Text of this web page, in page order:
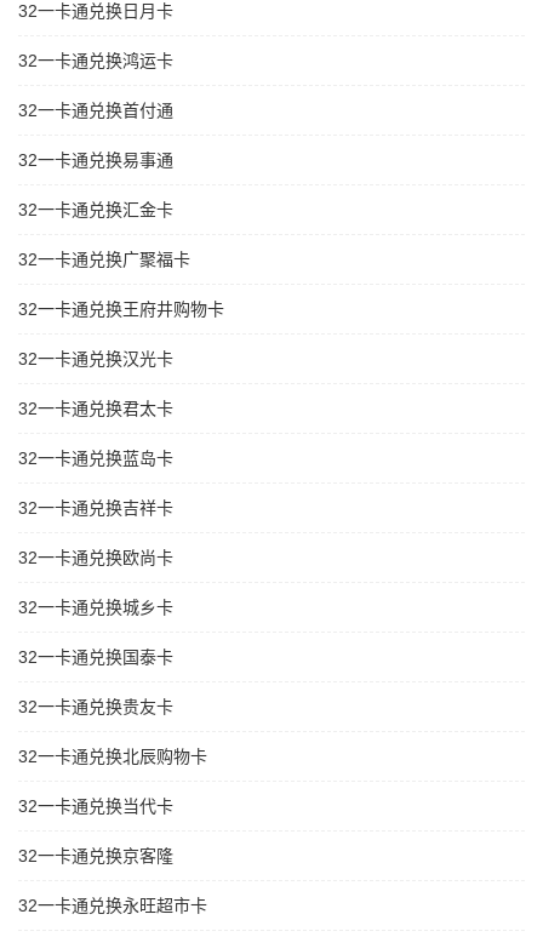
32一卡通兑换日月卡
32一卡通兑换鸿运卡
32一卡通兑换首付通
32一卡通兑换易事通
32一卡通兑换汇金卡
32一卡通兑换广聚福卡
32一卡通兑换王府井购物卡
32一卡通兑换汉光卡
32一卡通兑换君太卡
32一卡通兑换蓝岛卡
32一卡通兑换吉祥卡
32一卡通兑换欧尚卡
32一卡通兑换城乡卡
32一卡通兑换国泰卡
32一卡通兑换贵友卡
32一卡通兑换北辰购物卡
32一卡通兑换当代卡
32一卡通兑换京客隆
32一卡通兑换永旺超市卡